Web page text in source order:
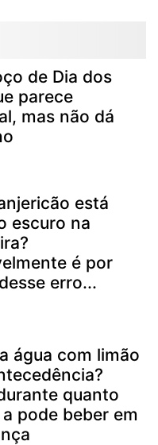
de Dia dos
parece
mas não dá
está
escuro na
é por
erro...
água com limão
quanto
pode beber em